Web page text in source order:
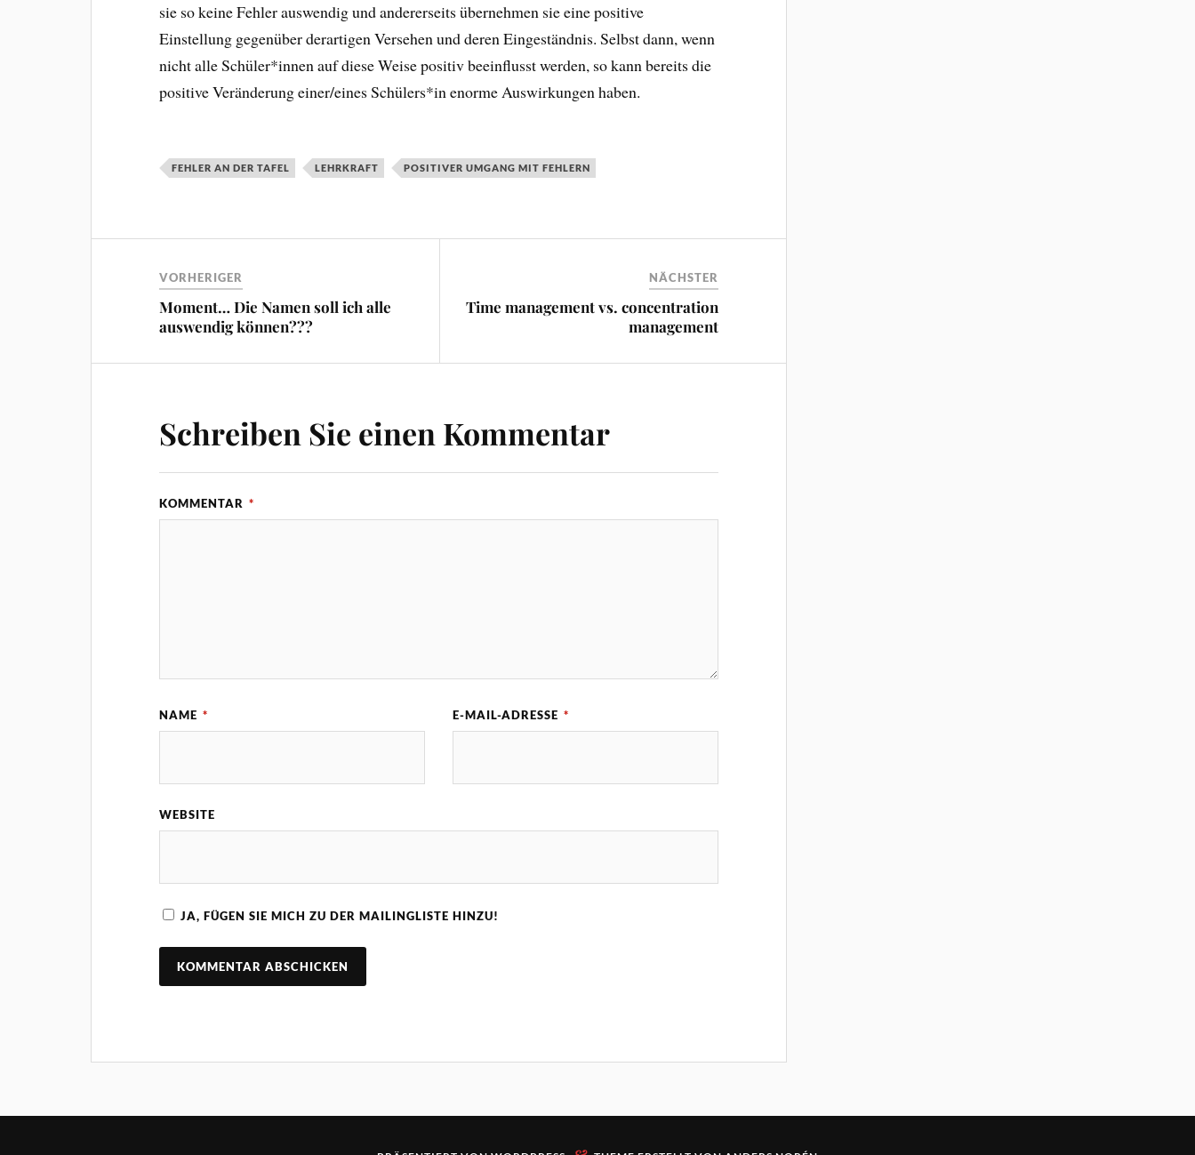
sie so keine Fehler auswendig und andererseits übernehmen sie eine positive
Einstellung gegenüber derartigen Versehen und deren Eingeständnis. Selbst dann, wenn
nicht alle Schüler*innen auf diese Weise positiv beeinflusst werden, so kann bereits die
positive Veränderung einer/eines Schülers*in enorme Auswirkungen haben.
FEHLER AN DER TAFEL LEHRKRAFT POSITIVER UMGANG MIT FEHLERN
VORHERIGER
Moment… Die Namen soll ich alle
auswendig können???
NÄCHSTER
Time management vs. concentration
management
Schreiben Sie einen Kommentar
KOMMENTAR *
NAME * E-MAIL-ADRESSE *
WEBSITE
JA, FÜGEN SIE MICH ZU DER MAILINGLISTE HINZU!